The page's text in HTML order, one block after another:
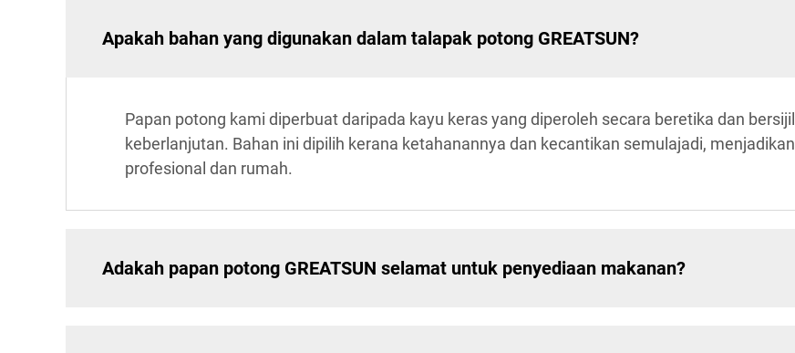
Apakah bahan yang digunakan dalam talapak potong GREATSUN?
Papan potong kami diperbuat daripada kayu keras yang diperoleh secara beretika dan
keberlanjutan. Bahan ini dipilih kerana ketahanannya dan kecantikan semulajadi,
profesional dan rumah.
Adakah papan potong GREATSUN selamat untuk penyediaan makanan?